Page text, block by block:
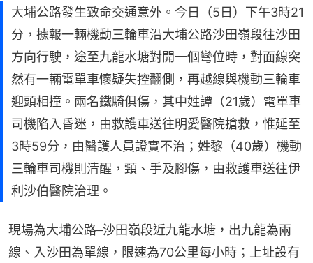
大埔公路發生致命交通意外。今日（5日）下午3時21
分，據報一輛機動三輪車沿大埔公路沙田嶺段往沙田
方向行駛，途至九龍水塘對開一個彎位時，對面線突
然有一輛電單車懷疑失控翻側，再越線與機動三輪車
迎頭相撞。兩名鐵騎俱傷，其中姓譚（21歲）電單車
司機陷入昏迷，由救護車送往明愛醫院搶救，惟延至
3時59分，由醫護人員證實不治；姓黎（40歲）機動
三輪車司機則清醒，頸、手及腳傷，由救護車送往伊
利沙伯醫院治理。
現場為大埔公路–沙田嶺段近九龍水塘，出九龍為兩
線、入沙田為單線，限速為70公里每小時；上址設有